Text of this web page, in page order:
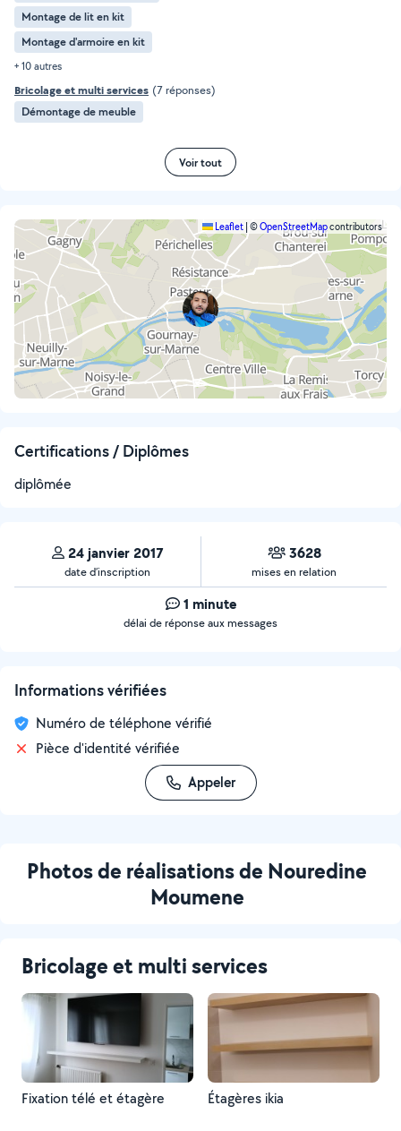
Montage de lit en kit
Montage d'armoire en kit
+ 10 autres
Bricolage et multi services (7 réponses)
Démontage de meuble
Voir tout
Leaflet ©OpenStreetMapcontributors
Certifications / Diplômes
diplômée
24 janvier 2017
date d’inscription
3628
mises en relation
1 minute
délai de réponse aux messages
Informations vérifiées
Numéro de téléphone vérifié
Pièce d'identité vérifiée
Appeler
Photos de réalisations de Nouredine
Moumene
Bricolage et multi services
Fixation télé et étagère Étagères ikia